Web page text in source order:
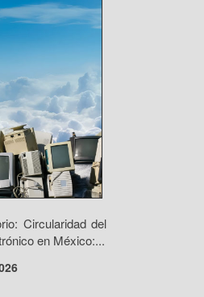
Circularidad del
en México:...